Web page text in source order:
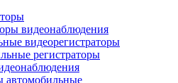
видеонаблюдения
видеорегистраторы
регистраторы